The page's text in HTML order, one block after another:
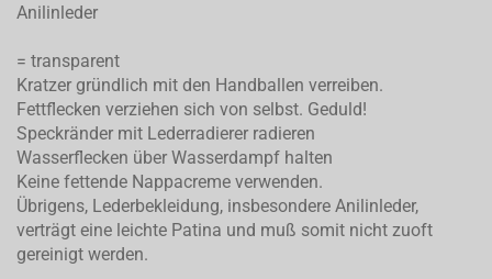
Anilinleder
= transparent
Kratzer gründlich mit den Handballen verreiben.
Fettflecken verziehen sich von selbst. Geduld!
Speckränder mit Lederradierer radieren
Wasserflecken über Wasserdampf halten
Keine fettende Nappacreme verwenden.
Übrigens, Lederbekleidung, insbesondere Anilinleder,
verträgt eine leichte Patina und muß somit nicht zuoft
gereinigt werden.